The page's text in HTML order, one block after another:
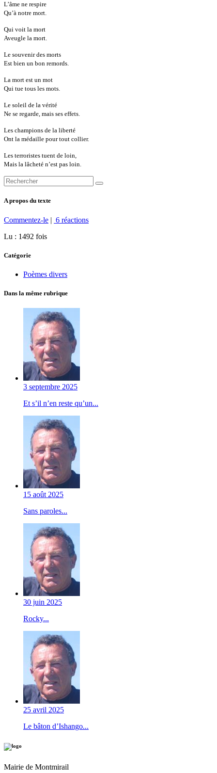
L’âme ne respire
Qu’à notre mort.
Qui voit la mort
Aveugle la mort.
Le souvenir des morts
Est bien un bon remords.
La mort est un mot
Qui tue tous les mots.
Le soleil de la vérité
Ne se regarde, mais ses effets.
Les champions de la liberté
Ont la médaille pour tout collier.
Les terroristes tuent de loin,
Mais la lâcheté n’est pas loin.
A propos du texte
Commentez-le | 6 réactions
Lu : 1492 fois
Catégorie
Poèmes divers
Dans la même rubrique
3 septembre 2025
Et s’il n’en reste qu’un...
15 août 2025
Sans paroles...
30 juin 2025
Rocky...
25 avril 2025
Le bâton d’Ishango...
Mairie de Montmirail